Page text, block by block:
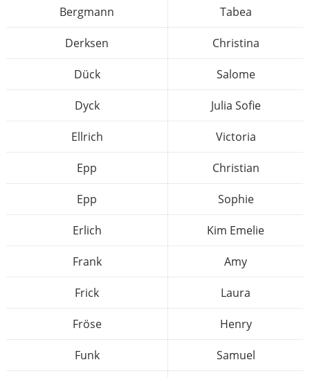
Bergmann Tabea
Derksen Christina
Dück Salome
Dyck Julia Sofie
Ellrich Victoria
Epp Christian
Epp Sophie
Erlich Kim Emelie
Frank Amy
Frick Laura
Fröse Henry
Funk Samuel